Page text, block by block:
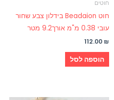
חוטים
חוט Beadaion בידלון צבע שחור
עובי 0.38 מ"מ אורך9.2 מטר
112.00 ₪
הוספה לסל